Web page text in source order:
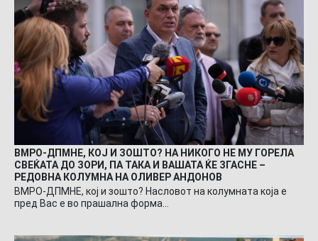
ВМРО-ДПМНЕ, КОЈ И ЗОШТО? НА НИКОГО НЕ МУ ГОРЕЛА
СВЕЌАТА ДО ЗОРИ, ПА ТАКА И ВАШАТА ЌЕ ЗГАСНЕ –
РЕДОВНА КОЛУМНА НА ОЛИВЕР АНДОНОВ
ВМРО-ДПМНЕ, кој и зошто? Насловот на колумната која е
пред Вас е во прашална форма…